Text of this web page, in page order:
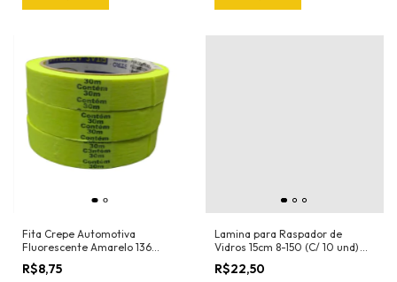
Fita Crepe Automotiva
Fluorescente Amarelo 136
18mmX30mt Nastro
R$8,75
Lamina para Raspador de
Vidros 15cm 8-150 (C/ 10 und)
Exfak (Para o Raspador 15-054
Exfak)
R$22,50